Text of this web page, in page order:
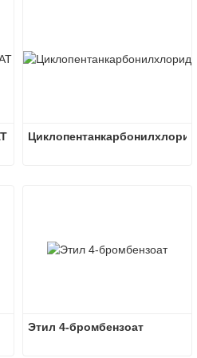
Циклопентанкарбонилхлорид
Этил 4-бромбензоат